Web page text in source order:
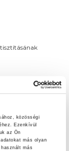
közösségi
Ezenkívül
az Ön
más olyan
más